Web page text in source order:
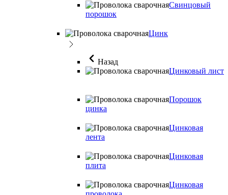
Свинцовый
порошок
Цинк
Назад
Цинковый лист
Порошок
цинка
Цинковая
лента
Цинковая
плита
Цинковая